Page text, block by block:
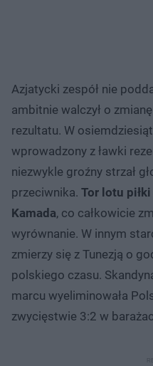
Azjatycki zespół nie
ambitnie walczył o
rezultatu. W
wprowadzony z ławki
niezwykle groźny strzał
przeciwnika. Tor lotu
Kamada, co całkowicie
wyrównanie. W innym
zmierzy się z Tunezją o
polskiego czasu.
marcu wyeliminowała
zwycięstwie 3:2 w